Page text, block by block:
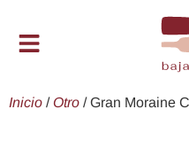
Inicio / Otro / Gran Moraine